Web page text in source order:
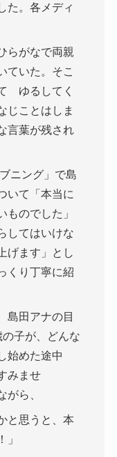
た。各メディ
らがなで両親
ていた。そこ
ゆるしてく
じことはしま
言葉が残され
ニング」で島
いて「本当に
ものでした」
してはいけな
げます」とし
くり丁寧に紹
島田アナの目
子が、どんな
始めた途中
みませ
ら、
と思うと、本